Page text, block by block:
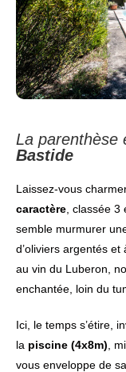
La parenthèse
Bastide
Laissez-vous
caractère , classée
semble murmurer
d’oliviers argentés
au vin du Luberon,
enchantée, loin du
Ici, le temps s’étire,
la piscine (4x8m) ,
vous enveloppe de